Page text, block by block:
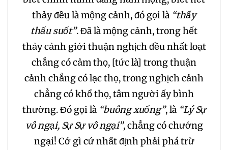
thảy đều là mộng cảnh, đó gọi là “thấy
thấu suốt”. Đã là mộng cảnh, trong hết
thảy cảnh giới thuận nghịch đều nhất loạt
chẳng có cảm thọ, [tức là] trong thuận
cảnh chẳng có lạc thọ, trong nghịch cảnh
chẳng có khổ thọ, tâm người ấy bình
thường. Đó gọi là “buông xuống”, là “Lý Sự
vô ngại, Sự Sự vô ngại”, chẳng có chướng
ngại! Cớ gì cứ nhất định phải phá trừ